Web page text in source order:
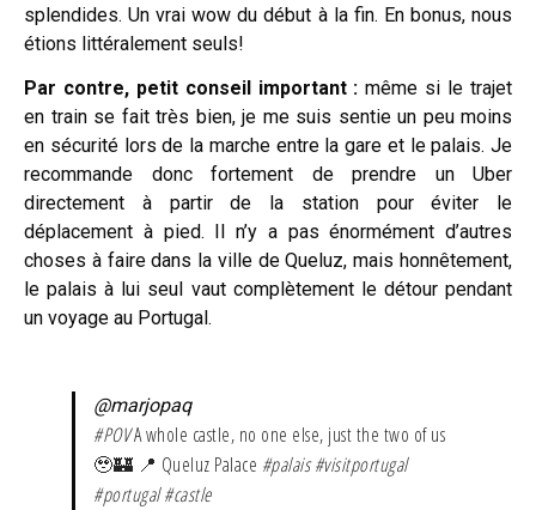
splendides. Un vrai wow du début à la fin. En bonus, nous
étions littéralement seuls!
Par contre, petit conseil important : même si le trajet
en train se fait très bien, je me suis sentie un peu moins
en sécurité lors de la marche entre la gare et le palais. Je
recommande donc fortement de prendre un Uber
directement à partir de la station pour éviter le
déplacement à pied. Il n’y a pas énormément d’autres
choses à faire dans la ville de Queluz, mais honnêtement,
le palais à lui seul vaut complètement le détour pendant
un voyage au Portugal.
@marjopaq
#POVA whole castle, no one else, just the two of us
🥹🏰 📍 Queluz Palace #palais #visitportugal
#portugal #castle